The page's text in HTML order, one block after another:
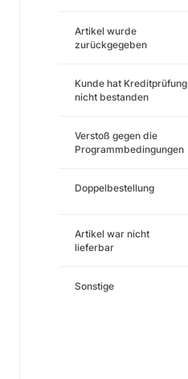
Artikel wurde
zurückgegeben
Kunde hat Kreditprüfung
nicht bestanden
Verstoß gegen die
Programmbedingungen
Doppelbestellung
Artikel war nicht
lieferbar
Sonstige